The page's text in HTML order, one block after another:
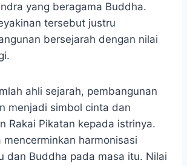
yang beragama Buddha.
tersebut justru
bersejarah dengan nilai
ahli sejarah, pembangunan
menjadi simbol cinta dan
Rakai Pikatan kepada istrinya.
mencerminkan harmonisasi
dan Buddha pada masa itu. Nilai